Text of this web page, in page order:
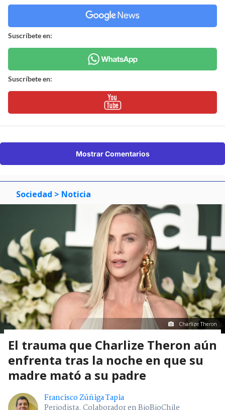
Suscríbete en:
Suscríbete en:
Mostrar Comentarios
Sociedad > Noticia
Charlize Theron
El trauma que Charlize Theron aún
enfrenta tras la noche en que su
madre mató a su padre
Francisco Zúñiga Tapia